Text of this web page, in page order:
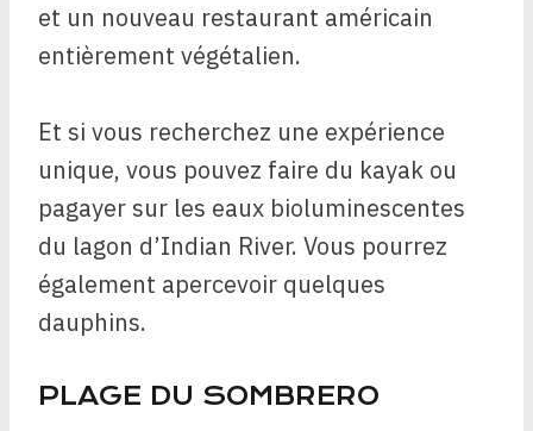
et un nouveau restaurant américain
entièrement végétalien.
Et si vous recherchez une expérience
unique, vous pouvez faire du kayak ou
pagayer sur les eaux bioluminescentes
du lagon d’Indian River. Vous pourrez
également apercevoir quelques
dauphins.
PLAGE DU SOMBRERO